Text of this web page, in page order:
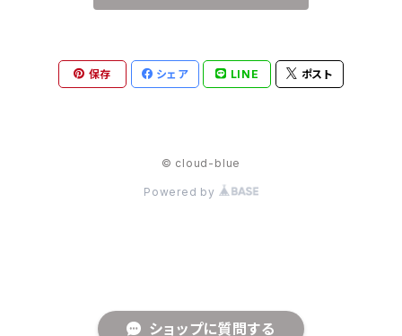
ショップに質問する
保存 シェア LINE ポスト
© cloud-blue
Powered by